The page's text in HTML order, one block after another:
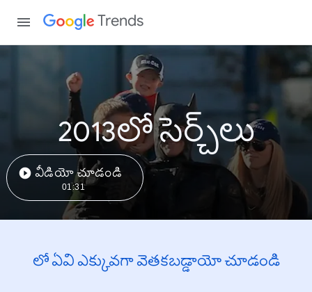
Trends
2013లో సెర్చ్‌లు
వీడియో చూడండి
01:31
లో ఏవి ఎక్కువగా వెతకబడ్డాయో చూడండి